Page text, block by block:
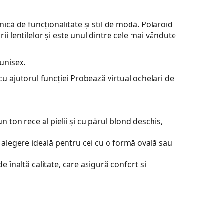
de funcționalitate și stil de modă. Polaroid
lentilelor și este unul dintre cele mai vândute
ajutorul funcției Probează virtual ochelari de
ton rece al pielii și cu părul blond deschis,
ideală pentru cei cu o formă ovală sau
înaltă calitate, care asigură confort si
sau a distorsiona culorile.